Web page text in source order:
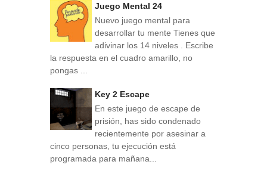
Juego Mental 24
Nuevo juego mental para
desarrollar tu mente Tienes que
adivinar los 14 niveles . Escribe
la respuesta en el cuadro amarillo, no
pongas ...
Key 2 Escape
En este juego de escape de
prisión, has sido condenado
recientemente por asesinar a
cinco personas, tu ejecución está
programada para mañana...